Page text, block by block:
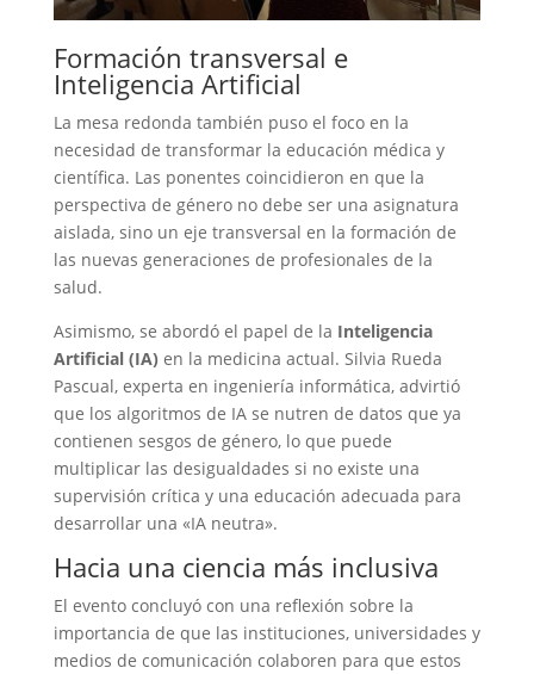
Formación transversal e
Inteligencia Artificial
La mesa redonda también puso el foco en la
necesidad de transformar la educación médica y
científica. Las ponentes coincidieron en que la
perspectiva de género no debe ser una asignatura
aislada, sino un eje transversal en la formación de
las nuevas generaciones de profesionales de la
salud.
Asimismo, se abordó el papel de la Inteligencia
Artificial (IA) en la medicina actual. Silvia Rueda
Pascual, experta en ingeniería informática, advirtió
que los algoritmos de IA se nutren de datos que ya
contienen sesgos de género, lo que puede
multiplicar las desigualdades si no existe una
supervisión crítica y una educación adecuada para
desarrollar una «IA neutra».
Hacia una ciencia más inclusiva
El evento concluyó con una reflexión sobre la
importancia de que las instituciones, universidades y
medios de comunicación colaboren para que estos